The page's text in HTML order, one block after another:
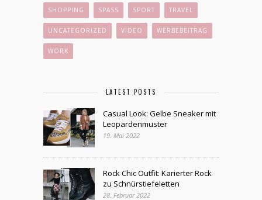
SHOPPING SPASS SPORT TRAVEL
UNCATEGORIZED VIDEO WERBEBEITRAG
WORK
LATEST POSTS
Casual Look: Gelbe Sneaker mit
Leopardenmuster
19. Mai 2022
Rock Chic Outfit: Karierter Rock
zu Schnürstiefeletten
28. Februar 2022